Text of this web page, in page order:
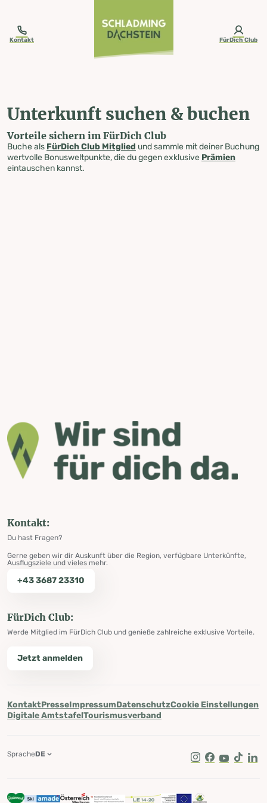
Kontakt FürDich Club
Unterkunft suchen & buchen
Vorteile sichern im FürDich Club
Buche als FürDich Club Mitglied und sammle mit deiner Buchung
wertvolle Bonusweltpunkte, die du gegen exklusive Prämien
eintauschen kannst.
Kontakt:
Du hast Fragen?
Gerne geben wir dir Auskunft über die Region, verfügbare Unterkünfte,
Ausflugsziele und vieles mehr.
+43 3687 23310
FürDich Club:
Werde Mitglied im FürDich Club und genieße zahlreiche exklusive Vorteile.
Jetzt anmelden
KontaktPresseImpressumDatenschutzCookie Einstellungen
Digitale AmtstafelTourismusverband
Instagram
Facebook
Youtube
Tik Tok
SpracheDE